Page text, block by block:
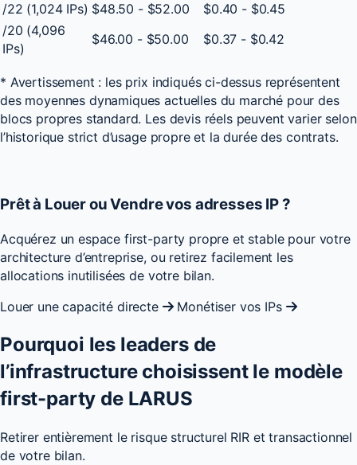
/22 (1,024 IPs) $48.50 - $52.00
$0.40 - $0.45
/20 (4,096
IPs)
$46.00 - $50.00 $0.37 - $0.42
* Avertissement : les prix indiqués ci-dessus représentent
des moyennes dynamiques actuelles du marché pour des
blocs propres standard. Les devis réels peuvent varier selon
l’historique strict d’usage propre et la durée des contrats.
Prêt à LouerouVendre vos adresses IP?
Acquérez un espace first-party propre et stable pour votre
architecture d’entreprise, ou retirez facilement les
allocations inutilisées de votre bilan.
Louer une capacité directe
Monétiser vos IPs
Pourquoi les leaders de
l’infrastructure choisissent le modèle
first-party de LARUS
Retirer entièrement le risque structurel RIR et transactionnel
de votre bilan.